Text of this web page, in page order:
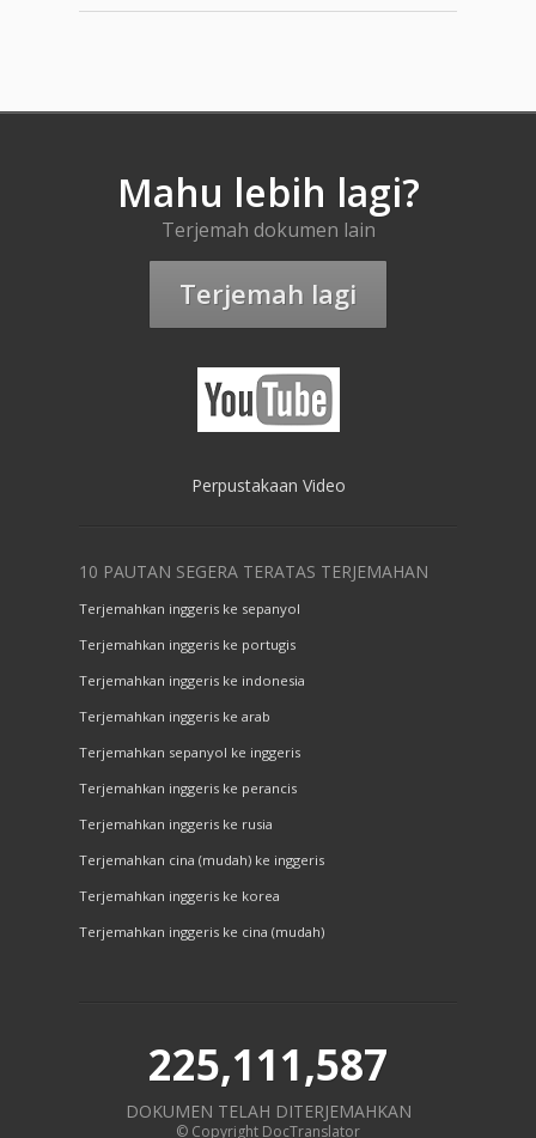
Mahu lebih lagi?
Terjemah dokumen lain
Terjemah lagi
Perpustakaan Video
10 PAUTAN SEGERA TERATAS TERJEMAHAN
Terjemahkan inggeris ke sepanyol
Terjemahkan inggeris ke portugis
Terjemahkan inggeris ke indonesia
Terjemahkan inggeris ke arab
Terjemahkan sepanyol ke inggeris
Terjemahkan inggeris ke perancis
Terjemahkan inggeris ke rusia
Terjemahkan cina (mudah) ke inggeris
Terjemahkan inggeris ke korea
Terjemahkan inggeris ke cina (mudah)
225,111,587
DOKUMEN TELAH DITERJEMAHKAN
© Copyright DocTranslator